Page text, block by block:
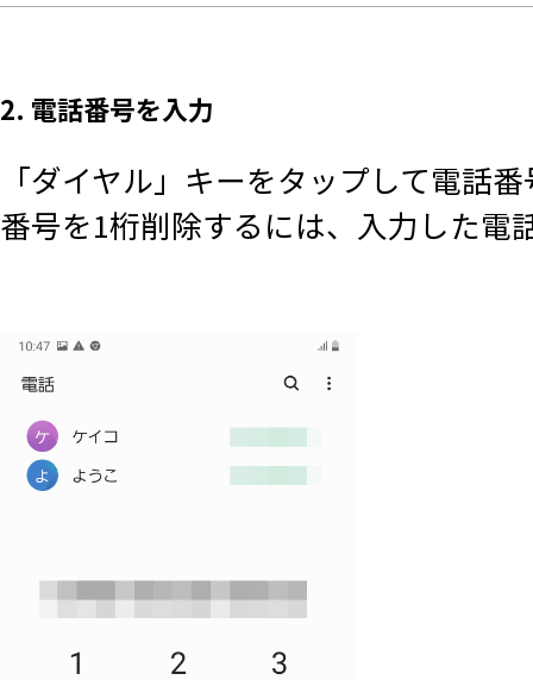
2. 電話番号を入力
「ダイヤル」キーをタップして電話
番号を1桁削除するには、入力した電